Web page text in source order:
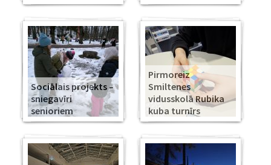
Sociālais projekts –
sniegavīri
senioriem
Pirmoreiz
Smiltenes
vidusskolā Rubika
kuba turnīrs